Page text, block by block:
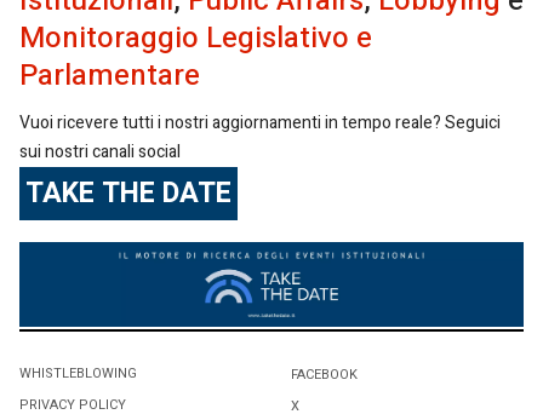
Monitoraggio Legislativo e
Parlamentare
Vuoi ricevere tutti i nostri aggiornamenti in tempo reale? Seguici
sui nostri canali social
TAKE THE DATE
WHISTLEBLOWING
PRIVACY POLICY
FACEBOOK
X